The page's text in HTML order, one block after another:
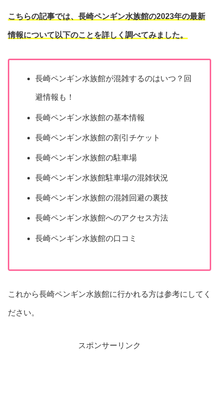
こちらの記事では、長崎ペンギン水族館の2023年の最新
情報について以下のことを詳しく調べてみました。
長崎ペンギン水族館が混雑するのはいつ？回
避情報も！
長崎ペンギン水族館の基本情報
長崎ペンギン水族館の割引チケット
長崎ペンギン水族館の駐車場
長崎ペンギン水族館駐車場の混雑状況
長崎ペンギン水族館の混雑回避の裏技
長崎ペンギン水族館へのアクセス方法
長崎ペンギン水族館の口コミ
これから長崎ペンギン水族館に行かれる方は参考にしてく
ださい。
スポンサーリンク